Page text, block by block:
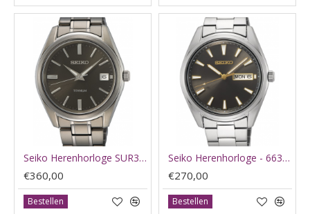
Seiko Herenhorloge SUR375P1 Titanium - 65804
€360,00
Bestellen
Seiko Herenhorloge - 66300
€270,00
Bestellen